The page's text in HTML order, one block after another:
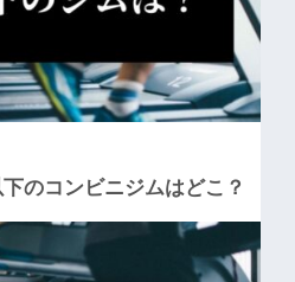
のコンビニジムはどこ？